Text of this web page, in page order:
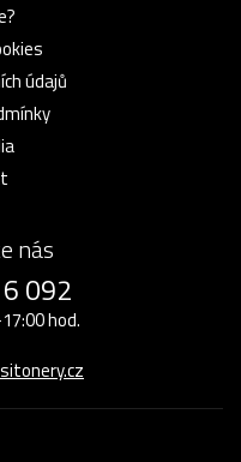
údajů
nás
092
hod.